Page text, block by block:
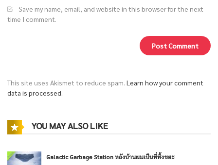
Save my name, email, and website in this browser for the next
time I comment.
This site uses Akismet to reduce spam. Learn how your comment
data is processed.
YOU MAY ALSO LIKE
Galactic Garbage Station หลังบ้านผมเป็นที่ทิ้งขยะ